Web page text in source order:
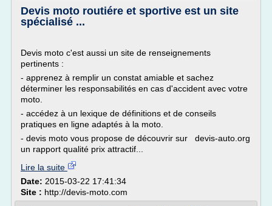
Devis moto routiére et sportive est un site
spécialisé ...
Devis moto c'est aussi un site de renseignements
pertinents :
- apprenez à remplir un constat amiable et sachez
déterminer les responsabilités en cas d'accident avec votre
moto.
- accédez à un lexique de définitions et de conseils
pratiques en ligne adaptés à la moto.
- devis moto vous propose de découvrir sur devis-auto.org
un rapport qualité prix attractif...
Lire la suite
Date: 2015-03-22 17:41:34
Site : http://devis-moto.com